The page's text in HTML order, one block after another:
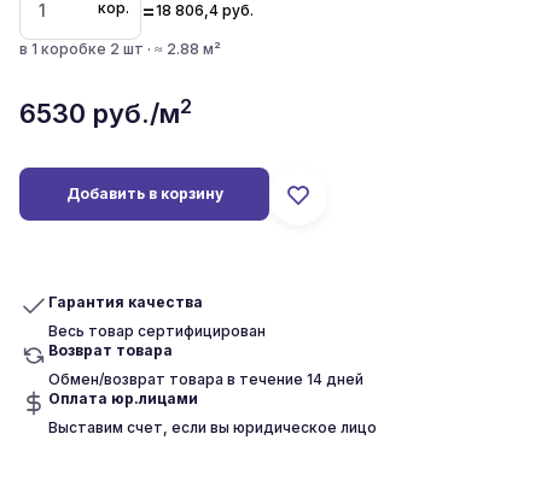
кор. =18 806,4 руб.
в 1 коробке 2 шт · ≈ 2.88 м²
6530 руб./м2
Добавить в корзину
Гарантия качества
Весь товар сертифицирован
Возврат товара
Обмен/возврат товара в течение 14 дней
Оплата юр.лицами
Выставим счет, если вы юридическое лицо